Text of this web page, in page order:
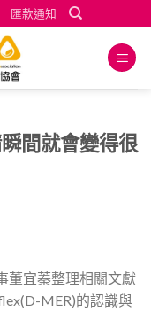
匯款通知
間就會變得很
董宜蓁整理相關文獻
MER)的認識與